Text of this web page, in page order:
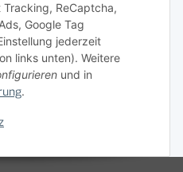
Tracking, ReCaptcha,
Google Tag
jederzeit
links unten). Weitere
und in
.